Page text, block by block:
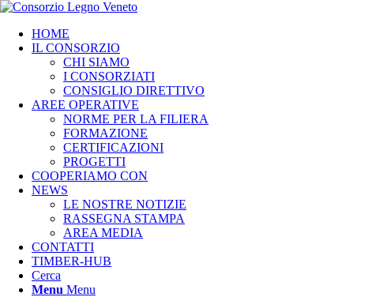
HOME
IL CONSORZIO
CHI SIAMO
I CONSORZIATI
CONSIGLIO DIRETTIVO
AREE OPERATIVE
NORME PER LA FILIERA
FORMAZIONE
CERTIFICAZIONI
PROGETTI
COOPERIAMO CON
NEWS
LE NOSTRE NOTIZIE
RASSEGNA STAMPA
AREA MEDIA
CONTATTI
TIMBER-HUB
Cerca
Menu Menu